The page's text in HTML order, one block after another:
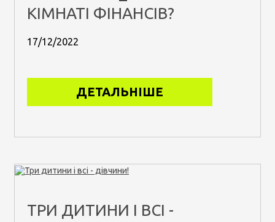
КІМНАТІ ФІНАНСІВ?
17/12/2022
ДЕТАЛЬНІШЕ
ТРИ ДИТИНИ І ВСІ -